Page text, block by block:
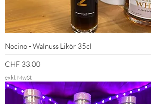
Nocino - Walnuss Likör 35cl
Preis
CHF 33.00
exkl. MwSt